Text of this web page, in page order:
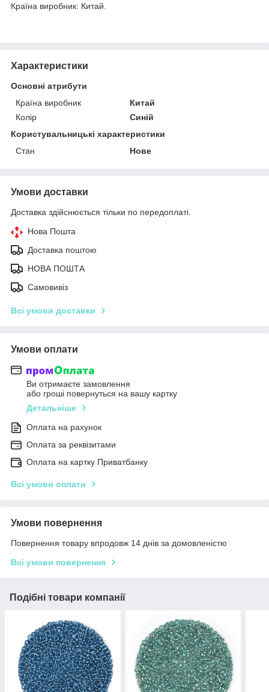
Країна виробник: Китай.
Характеристики
Основні атрибути
Країна виробник
Китай
Колір
Синій
Користувальницькі характеристики
Стан
Нове
Умови доставки
Доставка здійснюється тільки по передоплаті.
Нова Пошта
Доставка поштою
НОВА ПОШТА
Самовивіз
Всі умови доставки
Умови оплати
Ви отримаєте замовлення
або гроші повернуться на вашу картку
Детальніше
Оплата на рахунок
Оплата за реквізитами
Оплата на картку Приватбанку
Всі умови оплати
Умови повернення
Повернення товару впродовж 14 днів за домовленістю
Всі умови повернення
Подібні товари компанії